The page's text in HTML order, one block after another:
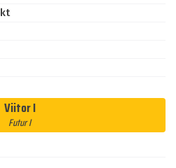
Viitor I
Futur I